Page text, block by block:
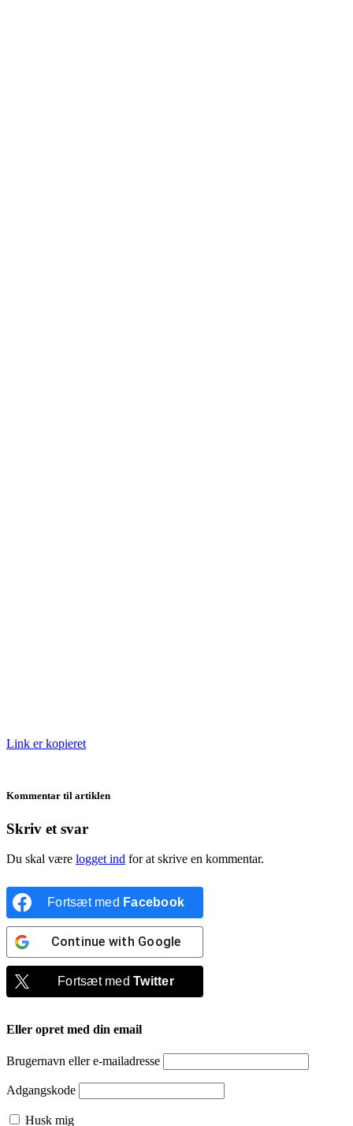
Link er kopieret
Kommentar til artiklen
Skriv et svar
Du skal være logget ind for at skrive en kommentar.
Fortsæt med Facebook
Continue with Google
Fortsæt medTwitter
Eller opret med din email
Brugernavn eller e-mailadresse
Adgangskode
Husk mig